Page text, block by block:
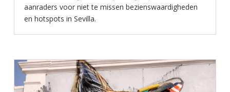
aanraders voor niet te missen bezienswaardigheden
en hotspots in Sevilla.